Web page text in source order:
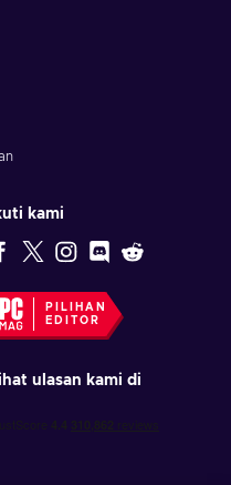
kami
PILIHAN
EDITOR
ulasan kami di